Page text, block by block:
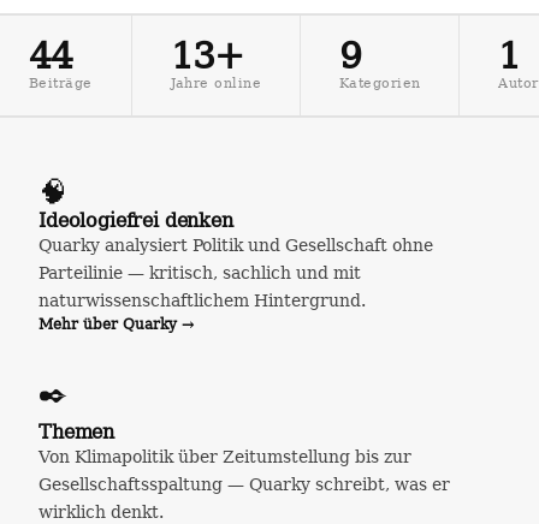
44
Beiträge
13+
Jahre online
9
Kategorien
1
Autor
🧠
Ideologiefrei denken
Quarky analysiert Politik und Gesellschaft ohne
Parteilinie — kritisch, sachlich und mit
naturwissenschaftlichem Hintergrund.
Mehr über Quarky →
✒️
Themen
Von Klimapolitik über Zeitumstellung bis zur
Gesellschaftsspaltung — Quarky schreibt, was er
wirklich denkt.